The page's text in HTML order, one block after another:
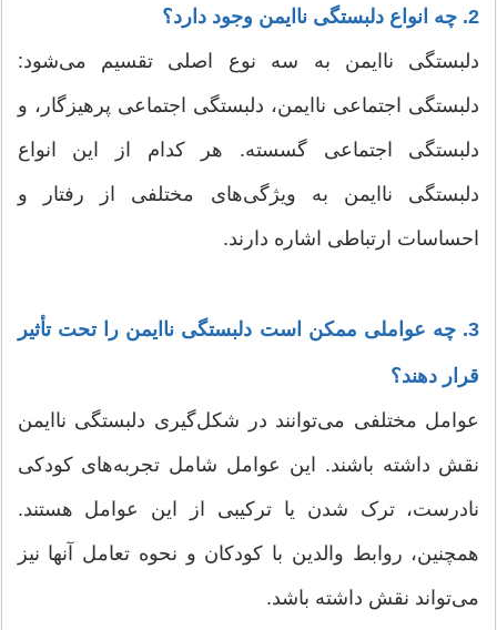
2. چه انواع دلبستگی ناایمن وجود دارد؟
دلبستگی ناایمن به سه نوع اصلی تقسیم می‌شود:
دلبستگی اجتماعی ناایمن، دلبستگی اجتماعی پرهیزگار، و
دلبستگی اجتماعی گسسته. هر کدام از این انواع
دلبستگی ناایمن به ویژگی‌های مختلفی از رفتار و
احساسات ارتباطی اشاره دارند.
3. چه عواملی ممکن است دلبستگی ناایمن را تحت تأثیر
قرار دهند؟
عوامل مختلفی می‌توانند در شکل‌گیری دلبستگی ناایمن
نقش داشته باشند. این عوامل شامل تجربه‌های کودکی
نادرست، ترک شدن یا ترکیبی از این عوامل هستند.
همچنین، روابط والدین با کودکان و نحوه تعامل آنها نیز
می‌تواند نقش داشته باشد.